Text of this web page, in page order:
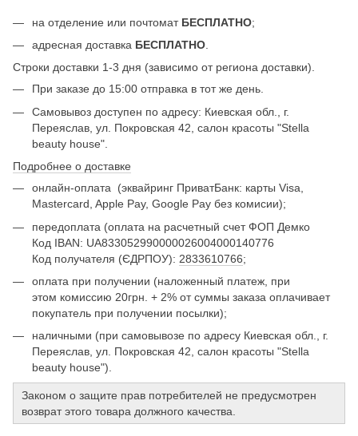
на отделение или почтомат БЕСПЛАТНО;
адресная доставка БЕСПЛАТНО
Строки доставки 1-3 дня (зависимо от региона доставки).
При заказе до 15:00 отправка в тот же день.
Самовывоз доступен по адресу: Киевская обл., г.
Переяслав, ул. Покровская 42, салон красоты "Stella
beauty house".
Подробнее о доставке
онлайн-оплата
(эквайринг ПриватБанк: карты Visa,
Mastercard, Apple Pay, Google Pay без комисии);
передоплата (оплата на расчетный счет ФОП Демко
Код IBAN: UA833052990000026004000140776
Код получателя (ЄДРПОУ): 2833610766;
оплата при получении (наложенный платеж, при
этом комиссию 20грн. + 2% от суммы заказа оплачивает
покупатель при получении посылки);
наличными (при самовывозе по адресу Киевская обл., г.
Переяслав, ул. Покровская 42, салон красоты "Stella
beauty house").
Законом о защите прав потребителей не предусмотрен
возврат этого товара должного качества.